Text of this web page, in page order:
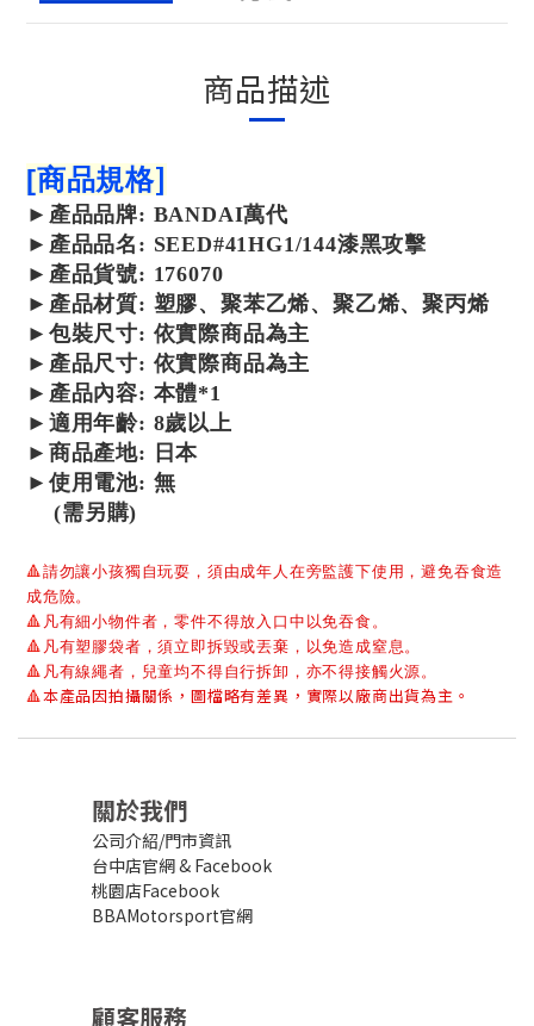
商品描述
[商品規格]
► 產品品牌: BANDAI萬代
► 產品品名: SEED#41HG1/144漆黑攻擊
► 產品貨號: 176070
► 產品材質: 塑膠、聚苯乙烯、聚乙烯、聚丙烯
►包裝尺寸: 依實際商品為主
►產品尺寸: 依實際商品為主
►產品內容: 本體*1
► 適用年齡: 8歲以上
►商品產地: 日本
►使用電池: 無
(需另購)
🔺請勿讓小孩獨自玩耍，須由成年人在旁監護下使用，避免吞食造
成危險。
🔺 凡有細小物件者，零件不得放入口中以免吞食。
🔺 凡有塑膠袋者，須立即拆毀或丟棄，以免造成窒息。
🔺 凡有線繩者，兒童均不得自行拆卸，亦不得接觸火源。
🔺本產品因拍攝關係，圖檔略有差異，實際以廠商出貨為主。
關於我們
公司介紹/門市資訊
台中店官網& Facebook
桃園店Facebook
BBAMotorsport官網
顧客服務